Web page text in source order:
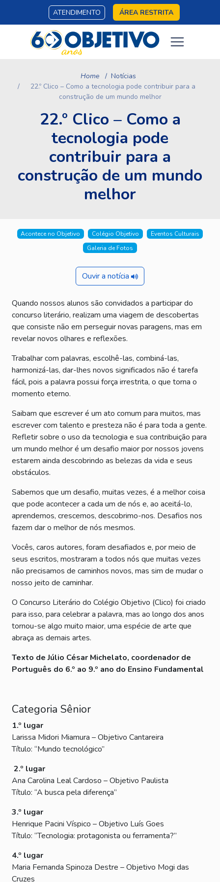
ATENDIMENTO ÁREA RESTRITA
Home
Notícias
22.º Clico – Como a tecnologia pode contribuir para a
construção de um mundo melhor
22.º Clico – Como a
tecnologia pode
contribuir para a
construção de um mundo
melhor
Acontece no Objetivo Colégio Objetivo
Eventos Culturais
Galeria de Fotos
Ouvir a notícia
Quando nossos alunos são convidados a participar do
concurso literário, realizam uma viagem de descobertas
que consiste não em perseguir novas paragens, mas em
revelar novos olhares e reflexões.
Trabalhar com palavras, escolhê-las, combiná-las,
harmonizá-las, dar-lhes novos significados não é tarefa
fácil, pois a palavra possui força irrestrita, o que torna o
momento eterno.
Saibam que escrever é um ato comum para muitos, mas
escrever com talento e presteza não é para toda a gente.
Refletir sobre o uso da tecnologia e sua contribuição para
um mundo melhor é um desafio maior por nossos jovens
estarem ainda descobrindo as belezas da vida e seus
obstáculos.
Sabemos que um desafio, muitas vezes, é a melhor coisa
que pode acontecer a cada um de nós e, ao aceitá-lo,
aprendemos, crescemos, descobrimo-nos. Desafios nos
fazem dar o melhor de nós mesmos.
Vocês, caros autores, foram desafiados e, por meio de
seus escritos, mostraram a todos nós que muitas vezes
não precisamos de caminhos novos, mas sim de mudar o
nosso jeito de caminhar.
O Concurso Literário do Colégio Objetivo (Clico) foi criado
para isso, para celebrar a palavra, mas ao longo dos anos
tornou-se algo muito maior, uma espécie de arte que
abraça as demais artes.
Texto de Júlio César Michelato, coordenador de
Português do 6.º ao 9.º ano do Ensino Fundamental
Categoria Sênior
1.º lugar
Larissa Midori Miamura – Objetivo Cantareira
Título: “Mundo tecnológico”
2.º lugar
Ana Carolina Leal Cardoso – Objetivo Paulista
Título: “A busca pela diferença”
3.º lugar
Henrique Pacini Víspico – Objetivo Luís Goes
Título: “Tecnologia: protagonista ou ferramenta?”
4.º lugar
Maria Fernanda Spinoza Destre – Objetivo Mogi das
Cruzes